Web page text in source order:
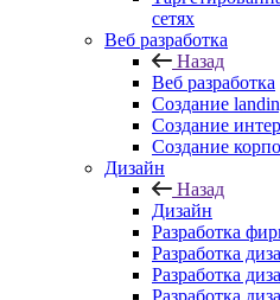
сетях
Веб разработка
Назад
Веб разработка
Создание
Создание
Создание
Дизайн
Назад
Дизайн
Разработка
Разработка
Разработка
Разработка